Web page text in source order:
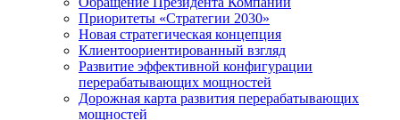
Приоритеты «Стратегии 2030»
Новая стратегическая концепция
Клиентоориентированный взгляд
Развитие эффективной конфигурации
перерабатывающих мощностей
Дорожная карта развития перерабатывающих
мощностей